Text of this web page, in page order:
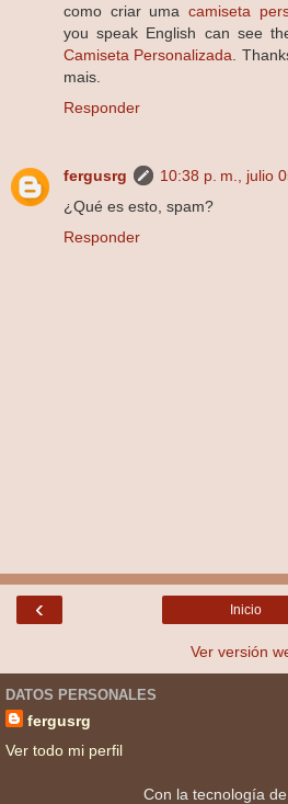
como criar uma camiseta
you speak English can see
Camiseta Personalizada .
mais.
Responder
fergusrg
10:38 p. m., julio
¿Qué es esto, spam?
Responder
‹ Inicio
Ver versión
DATOS PERSONALES
fergusrg
Ver todo mi perfil
Con la tecnología de